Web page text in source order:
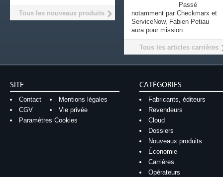
Passé
notamment par Checkmarx et
ServiceNow, Fabien Petiau
aura pour mission...
Tous les articles carrières
Tous les nouveaux produits
SITE
Contact
Mentions légales
CGV
Vie privée
Paramètres Cookies
CATÉGORIES
Fabricants, éditeurs
Revendeurs
Cloud
Dossiers
Nouveaux produits
Économie
Carrières
Opérateurs